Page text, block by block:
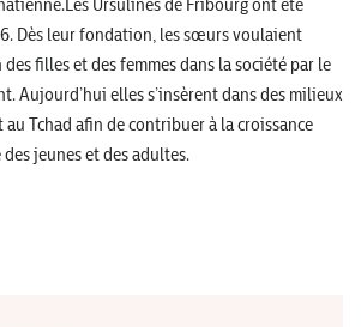
Dès leur fondation, les sœurs voulaient
filles et des femmes dans la société par le
Aujourd’hui elles s’insèrent dans des milieux
Tchad afin de contribuer à la croissance
jeunes et des adultes.